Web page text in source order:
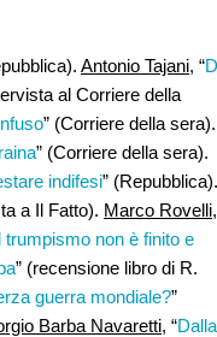
Antonio Tajani, “
al Corriere della
” (Corriere della sera).
” (Corriere della sera).
indifesi” (Repubblica).
a Il Fatto). Marco Rovelli,
trumpismo non è finito e
” (recensione libro di R.
guerra mondiale?”
Barba Navaretti, “Dalla